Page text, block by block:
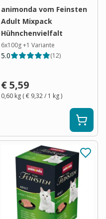
animonda vom Feinsten
Adult Mixpack
Hühnchenvielfalt
6x100g+1 Variante
5.0 (12)
€ 5,59
0,60 kg (€ 9,32/ 1 kg)